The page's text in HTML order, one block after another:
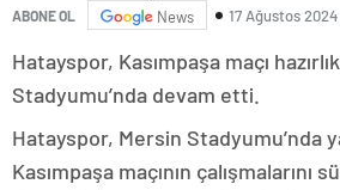
ABONE OL News 17 Ağustos
Hatayspor, Kasımpaşa maçı
Stadyumu’nda devam etti.
Hatayspor, Mersin Stadyumu’nda
Kasımpaşa maçının çalışmalarını